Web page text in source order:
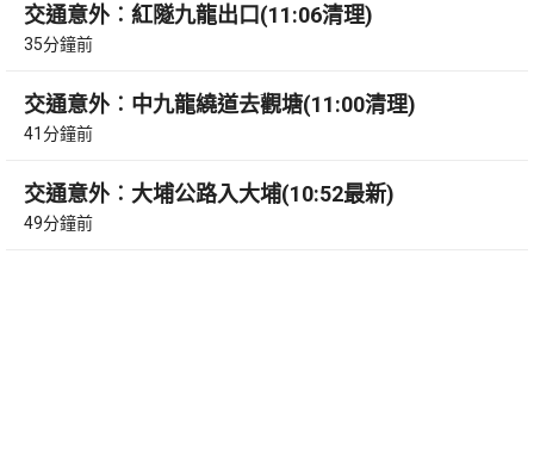
交通意外︰紅隧九龍出口(11:06清理)
35分鐘前
交通意外︰中九龍繞道去觀塘(11:00清理)
41分鐘前
交通意外︰大埔公路入大埔(10:52最新)
49分鐘前